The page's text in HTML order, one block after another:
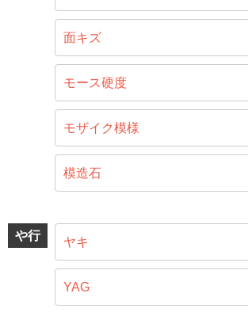
面キズ
モース硬度
モザイク模様
模造石
や行 ヤキ
YAG